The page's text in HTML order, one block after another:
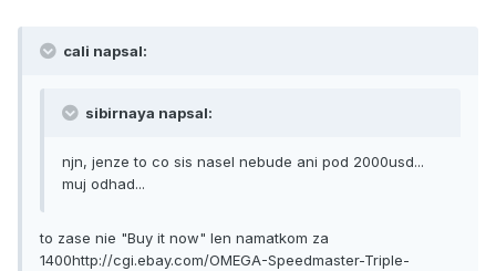
cali napsal:
sibirnaya napsal:
njn, jenze to co sis nasel nebude ani pod 2000usd...
muj odhad...
to zase nie "Buy it now" len namatkom za
1400http://cgi.ebay.com/OMEGA-Speedmaster-Triple-